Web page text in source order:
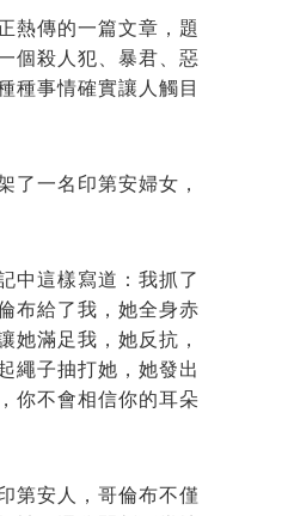
熱傳的一篇文章，題
個殺人犯、暴君、惡
種事情確實讓人觸目
了一名印第安婦女，
中這樣寫道：我抓了
布給了我，她全身赤
她滿足我，她反抗，
繩子抽打她，她發出
你不會相信你的耳朵
第安人，哥倫布不僅